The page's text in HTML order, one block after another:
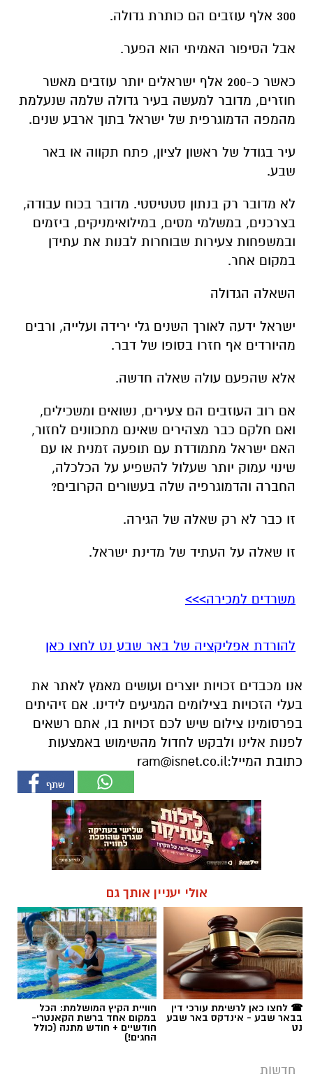
300 אלף עוזבים הם כותרת גדולה.
אבל הסיפור האמיתי הוא הפער.
כאשר כ-200 אלף ישראלים יותר עוזבים מאשר
חוזרים, מדובר למעשה בעיר גדולה שלמה שנעלמת
מהמפה הדמוגרפית של ישראל בתוך ארבע שנים.
עיר בגודל של ראשון לציון, פתח תקווה או באר
שבע.
לא מדובר רק בנתון סטטיסטי. מדובר בכוח עבודה,
בצרכנים, במשלמי מסים, במילואימניקים, ביזמים
ובמשפחות צעירות שבוחרות לבנות את עתידן
במקום אחר.
השאלה הגדולה
ישראל ידעה לאורך השנים גלי ירידה ועלייה, ורבים
מהיורדים אף חזרו בסופו של דבר.
אלא שהפעם עולה שאלה חדשה.
אם רוב העוזבים הם צעירים, נשואים ומשכילים,
ואם חלקם כבר מצהירים שאינם מתכוונים לחזור,
האם ישראל מתמודדת עם תופעה זמנית או עם
שינוי עמוק יותר שעלול להשפיע על הכלכלה,
החברה והדמוגרפיה שלה בעשורים הקרובים?
זו כבר לא רק שאלה של הגירה.
זו שאלה על העתיד של מדינת ישראל.
משרדים למכירה>>>
להורדת אפליקציה של באר שבע נט לחצו כאן
אנו מכבדים זכויות יוצרים ועושים מאמץ לאתר את
בעלי הזכויות בצילומים המגיעים לידינו. אם זיהיתים
בפרסומינו צילום שיש לכם זכויות בו, אתם רשאים
לפנות אלינו ולבקש לחדול מהשימוש באמצעות
כתובת המייל:ram@isnet.co.il
אולי יעניין אותך גם
☎ לחצו כאן לרשימת עורכי דין
בבאר שבע - אינדקס באר שבע
נט
חוויית הקיץ המושלמת: הכל
במקום אחד ברשת הקאנטרי-
חודשיים + חודש מתנה (כולל
החגים!)
חדשות